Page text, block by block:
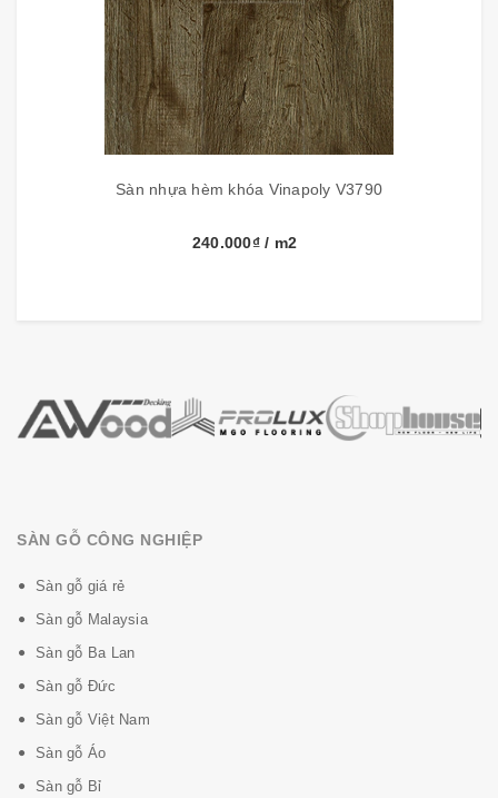
Đóng gói 14 tấm, 2.562m2/hộp
Tính năng Sàn Nhựa Vinapoly Spc:
mòn, không bám bẩn
- Vật liệu xanh, thân thiện môi trường, nhựa nguyên
Sàn nhựa hèm khóa Vinapoly V3790
240.000₫/ m2
SÀN GỖ CÔNG NGHIỆP
Sàn gỗ giá rẻ
Sàn gỗ Malaysia
Sàn gỗ Ba Lan
Sàn gỗ Đức
Sàn gỗ Việt Nam
Sàn gỗ Áo
Sàn gỗ Bỉ